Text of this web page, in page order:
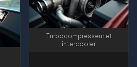
Turbocompresseur et
intercooler